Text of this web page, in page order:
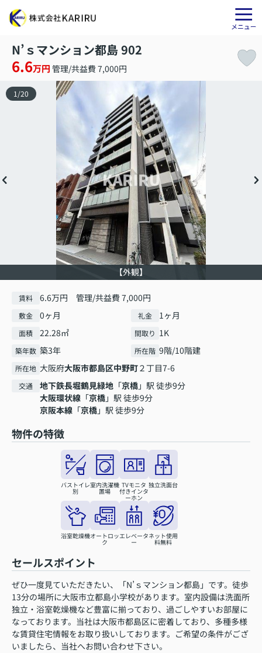
N’ｓマンション都島 902
6.6万円 管理/共益費 7,000円
【外観】
1 /20
賃料 6.6万円 管理/共益費 7,000円
敷金 0ヶ月 礼金 1ヶ月
面積 22.28㎡ 間取り 1K
築年数 築3年 所在階 9階/10階建
所在地 大阪府大阪市都島区中野町２丁目7-6
交通 地下鉄長堀鶴見緑地 「京橋」駅 徒歩9分
大阪環状線 「京橋」駅 徒歩9分
京阪本線 「京橋」駅 徒歩9分
物件の特徴
バストイレ
別
室内洗濯機
置場
TVモニタ
付きインタ
ーホン
独立洗面台
浴室乾燥機オートロッ
ク
エレベータ
ー
ネット使用
料無料
セールスポイント
ぜひ一度見ていただきたい、「N’ｓマンション都島」です。徒歩
13分の場所に大阪市立都島小学校があります。室内設備は洗面所
独立・浴室乾燥機など豊富に揃っており、過ごしやすいお部屋に
なっております。当社は大阪市都島区に密着しており、多種多様
な賃貸住宅情報をお取り扱いしております。ご希望の条件がござ
いましたら、当社へお問い合わせ下さい。